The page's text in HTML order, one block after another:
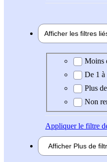
Afficher les filtres
ExpérienceMoins
De 1 à
Plus
Non
Appliquerle filtre
Afficher Plus de